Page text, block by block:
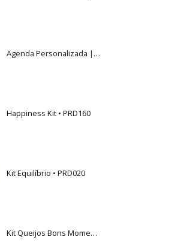
Agenda Personalizada | PRDK37
Happiness Kit • PRD160
Kit Equilíbrio • PRD020
Kit Queijos Bons Momentos | PRD184B